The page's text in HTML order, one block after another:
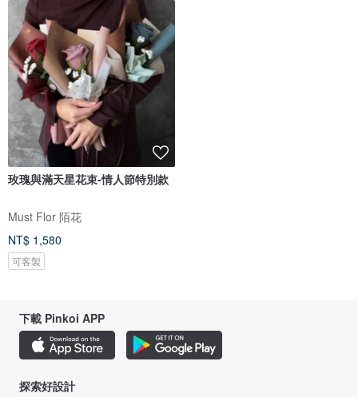
玫瑰與滿天星花束-情人節特別款
Must Flor 陌花
NT$ 1,580
可客製
下載 Pinkoi APP
探索好設計